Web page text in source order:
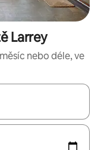
Larrey
nebo déle, ve
si je procházet pomocí